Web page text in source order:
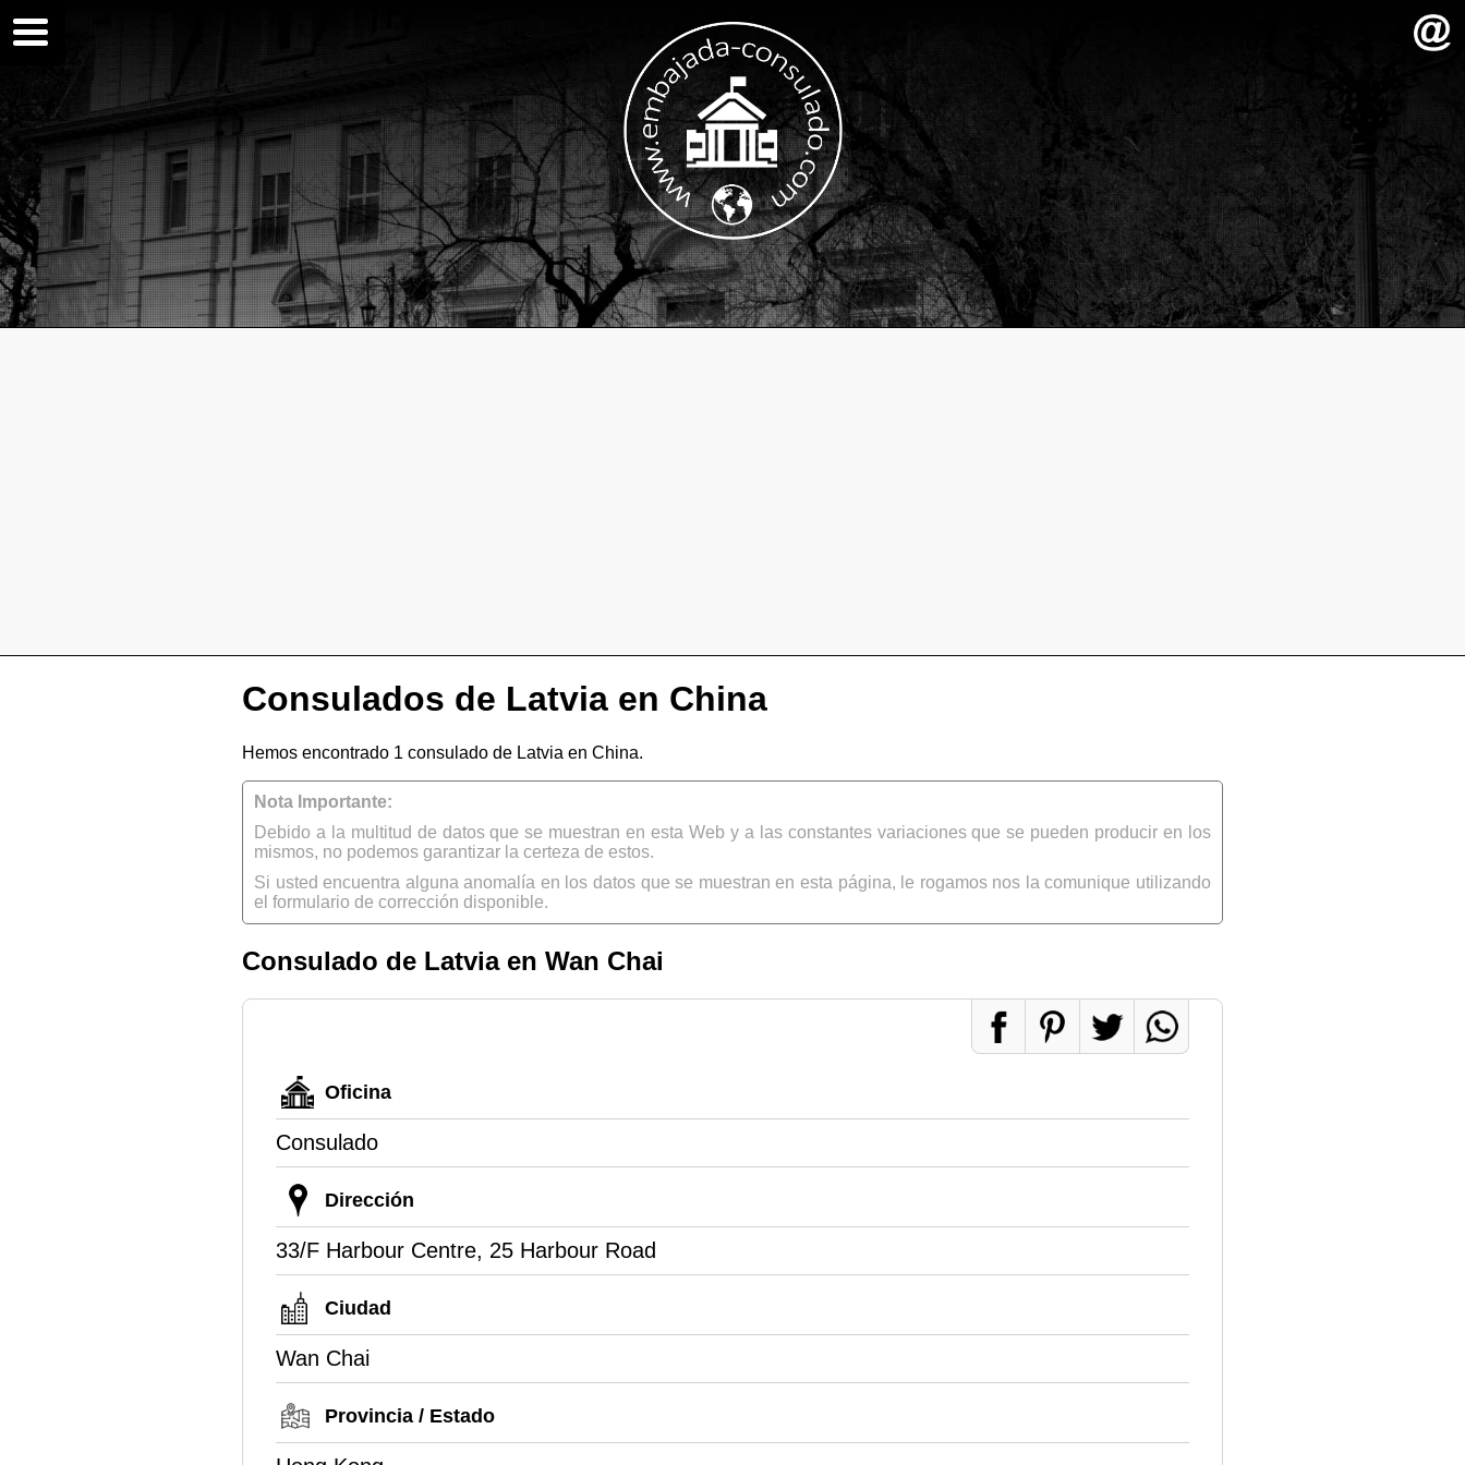
Consulados de Latvia en China
Hemos encontrado 1 consulado de Latvia en China.
Nota Importante:
Debido a la multitud de datos que se muestran en esta Web y a las constantes variaciones que se pueden producir en los
mismos, no podemos garantizar la certeza de estos.
Si usted encuentra alguna anomalía en los datos que se muestran en esta página, le rogamos nos la comunique utilizando
el formulario de corrección disponible.
Consulado de Latvia en Wan Chai
Oficina
Consulado
Dirección
33/F Harbour Centre, 25 Harbour Road
Ciudad
Wan Chai
Provincia / Estado